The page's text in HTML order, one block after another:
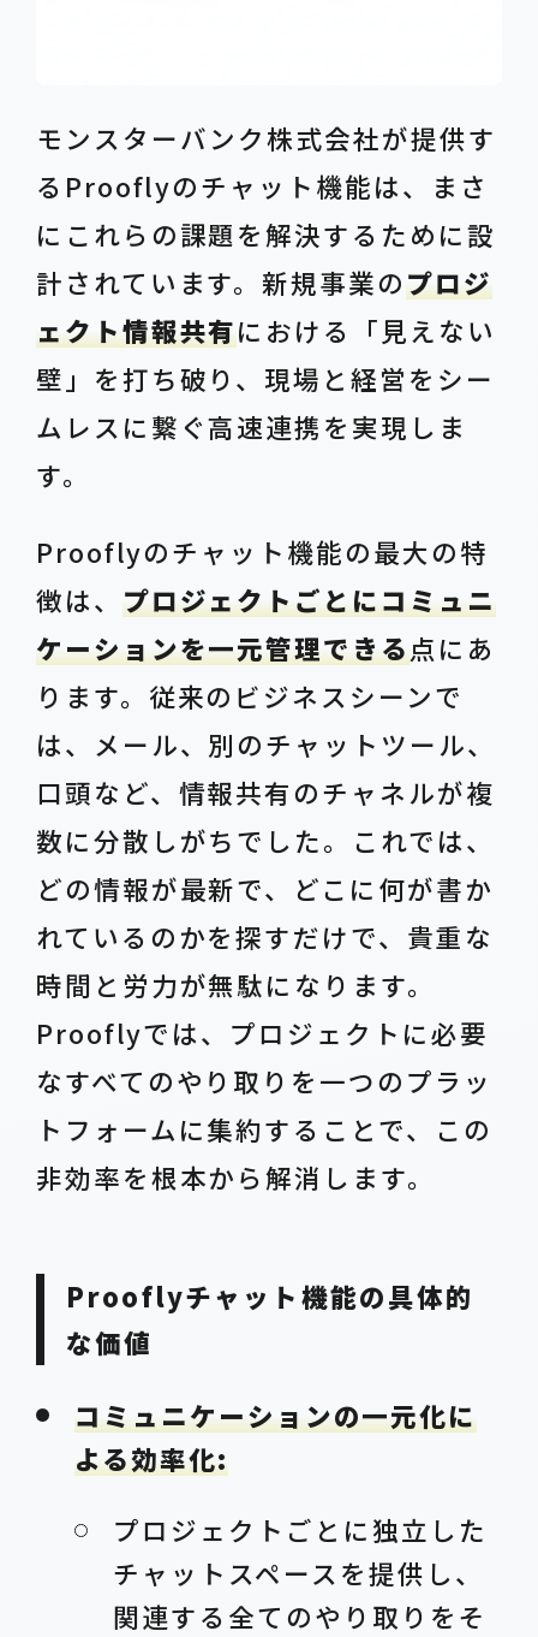
モンスターバンク株式会社が提供す
るProoflyのチャット機能は、まさ
にこれらの課題を解決するために設
計されています。新規事業のプロジ
ェクト情報共有における「見えない
壁」を打ち破り、現場と経営をシー
ムレスに繋ぐ高速連携を実現しま
す。
Prooflyのチャット機能の最大の特
徴は、 プロジェクトごとにコミュニ
ケーションを一元管理できる点にあ
ります。従来のビジネスシーンで
は、メール、別のチャットツール、
口頭など、情報共有のチャネルが複
数に分散しがちでした。これでは、
どの情報が最新で、どこに何が書か
れているのかを探すだけで、貴重な
時間と労力が無駄になります。
Prooflyでは、プロジェクトに必要
なすべてのやり取りを一つのプラッ
トフォームに集約することで、この
非効率を根本から解消します。
Prooflyチャット機能の具体的
な価値
コミュニケーションの一元化に
よる効率化:
プロジェクトごとに独立した
チャットスペースを提供し、
関連する全てのやり取りをそ